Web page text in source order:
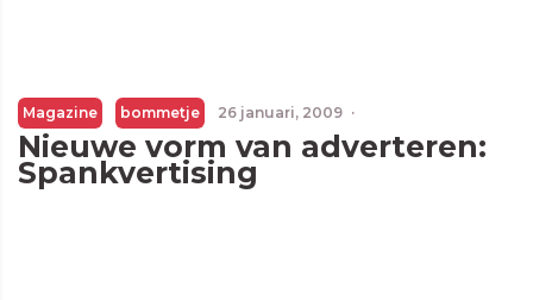
Magazine bommetje 26 januari, 2009 ·
Nieuwe vorm van adverteren:
Spankvertising